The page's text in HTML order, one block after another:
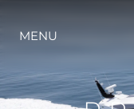
MENU